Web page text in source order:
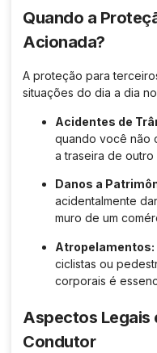
Quando a
Acionada?
A proteção para
situações do dia a dia
Acidentes de
quando você não
a traseira de outro
Danos a
acidentalmente
muro de um
Atropelamentos:
ciclistas ou
corporais é
Aspectos Legais
Condutor